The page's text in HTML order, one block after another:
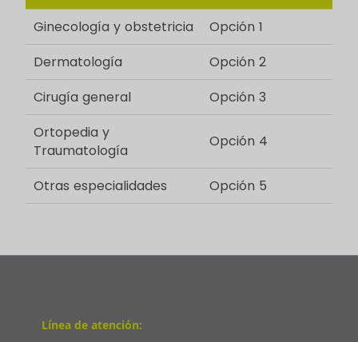
Ginecología y obstetricia
Opción 1
Dermatología
Opción 2
Cirugía general
Opción 3
Ortopedia y
Traumatología
Opción 4
Otras especialidades Opción 5
Línea de atención: